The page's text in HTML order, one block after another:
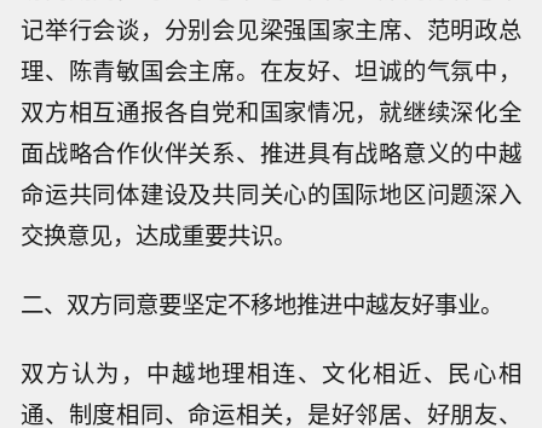
记举行会谈，分别会见梁强国家主席、范明政总
理、陈青敏国会主席。在友好、坦诚的气氛中，
双方相互通报各自党和国家情况，就继续深化全
面战略合作伙伴关系、推进具有战略意义的中越
命运共同体建设及共同关心的国际地区问题深入
交换意见，达成重要共识。
二、双方同意要坚定不移地推进中越友好事业。
双方认为，中越地理相连、文化相近、民心相
通、制度相同、命运相关，是好邻居、好朋友、